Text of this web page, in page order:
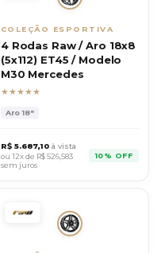
COLEÇÃO ESPORTIVA
4 Rodas Raw / Aro 18x8
(5x112) ET45 / Modelo
M30 Mercedes
★★★★★
Aro18"
R$ 5.687,10 à vista
ou 12x de R$526,583
sem juros
10% OFF